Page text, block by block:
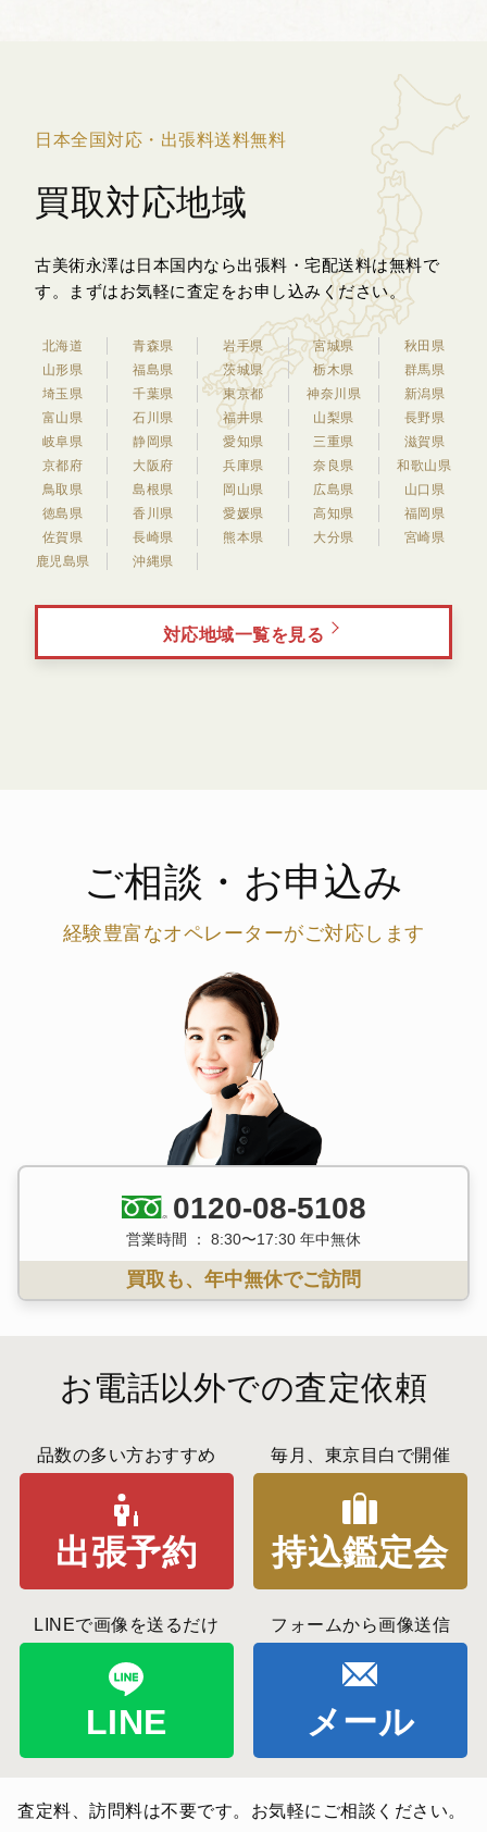
日本全国対応・出張料送料無料
買取対応地域
古美術永澤は日本国内なら出張料・宅配送料は無料で
す。
まずはお気軽に査定をお申し込みください。
北海道 青森県 岩手県 宮城県
秋田県
山形県
福島県 茨城県 栃木県
群馬県
埼玉県
千葉県 東京都 神奈川県
新潟県
富山県
石川県 福井県 山梨県
長野県
岐阜県
静岡県 愛知県 三重県
滋賀県
京都府
大阪府 兵庫県 奈良県
和歌山県
鳥取県
島根県 岡山県 広島県
山口県
徳島県
香川県 愛媛県 高知県
福岡県
佐賀県
長崎県 熊本県 大分県
宮崎県
鹿児島県
沖縄県
対応地域一覧を見る
ご相談・お申込み
経験豊富なオペレーターがご対応します
0120-08-5108
営業時間 ： 8:30〜17:30 年中無休
買取も、年中無休でご訪問
お電話以外での査定依頼
品数の多い方おすすめ
出張予約
毎月、東京目白で開催
持込鑑定会
LINEで画像を送るだけ
LINE
フォームから画像送信
メール
査定料、訪問料は不要です。お気軽にご相談ください。